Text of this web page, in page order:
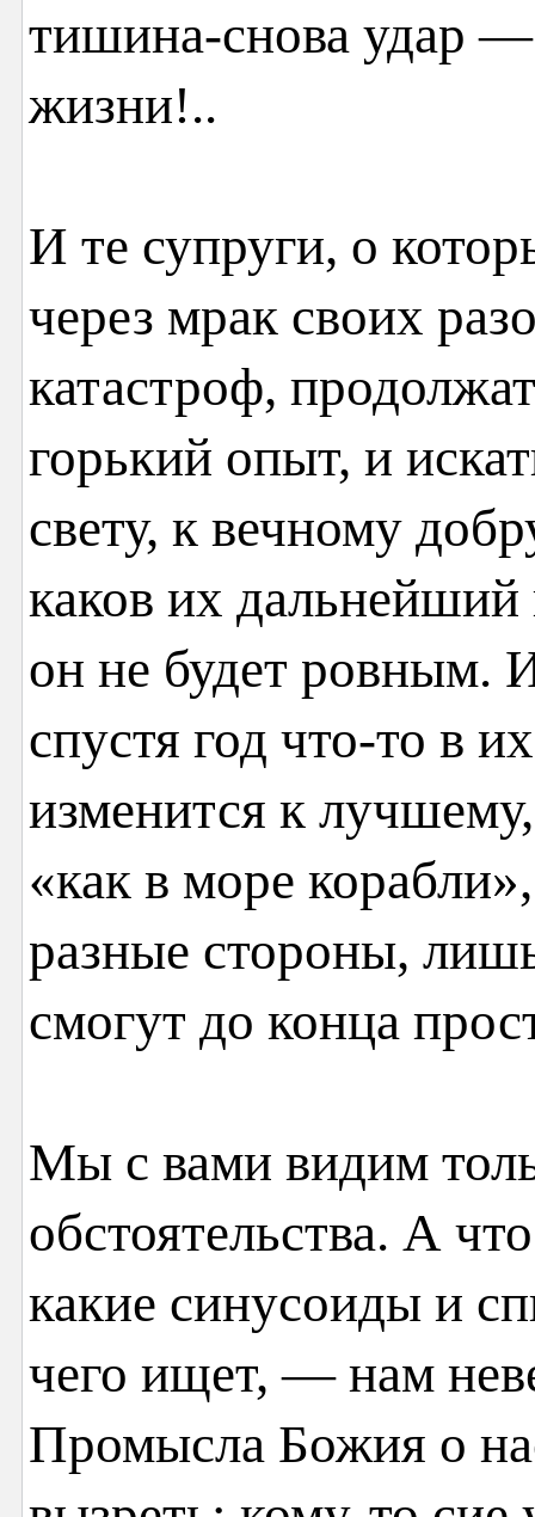
тишина-снова удар
жизни!..
И те супруги, о
через мрак своих
катастроф,
горький опыт, и
свету, к вечному
каков их
он не будет ровным.
спустя год что-то в
изменится к
«как в море
разные стороны,
смогут до конца
Мы с вами видим
обстоятельства. А
какие синусоиды и
чего ищет, — нам
Промысла Божия о